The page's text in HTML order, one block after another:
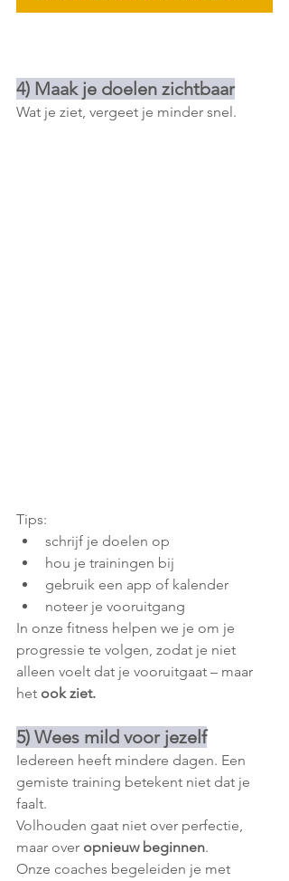
4) Maak je doelen zichtbaar
Wat je ziet, vergeet je minder snel.
Tips:
schrijf je doelen op
hou je trainingen bij
gebruik een app of kalender
noteer je vooruitgang
In onze fitness helpen we je om je
progressie te volgen, zodat je niet
alleen voelt dat je vooruitgaat – maar
het ook ziet.
5) Wees mild voor jezelf
Iedereen heeft mindere dagen. Een
gemiste training betekent niet dat je
faalt.
Volhouden gaat niet over perfectie,
maar over opnieuw beginnen.
Onze coaches begeleiden je met